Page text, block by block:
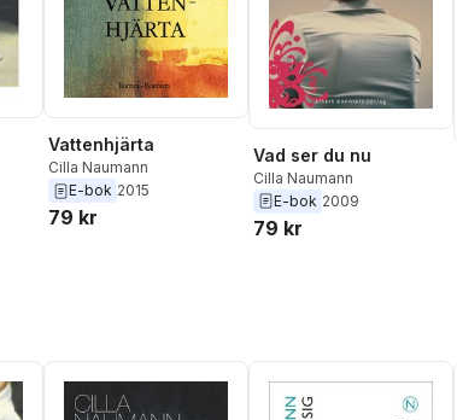
Vattenhjärta
Cilla Naumann
E-bok 2015
79 kr
Vad ser du nu
Cilla Naumann
E-bok 2009
79 kr